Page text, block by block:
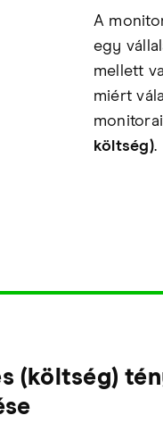
A
egy
mellett
miért
költség).
(költség)